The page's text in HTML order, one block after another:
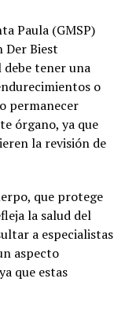
Paula (GMSP)
Der Biest
debe tener una
o
permanecer
órgano, ya que
la revisión de
que protege
la salud del
a especialistas
aspecto
que estas